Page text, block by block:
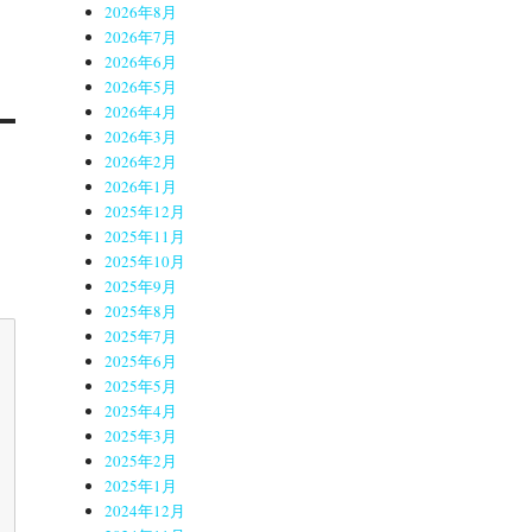
2026年8月
2026年7月
2026年6月
2026年5月
2026年4月
2026年3月
2026年2月
2026年1月
2025年12月
2025年11月
2025年10月
2025年9月
2025年8月
2025年7月
2025年6月
2025年5月
2025年4月
2025年3月
2025年2月
2025年1月
2024年12月